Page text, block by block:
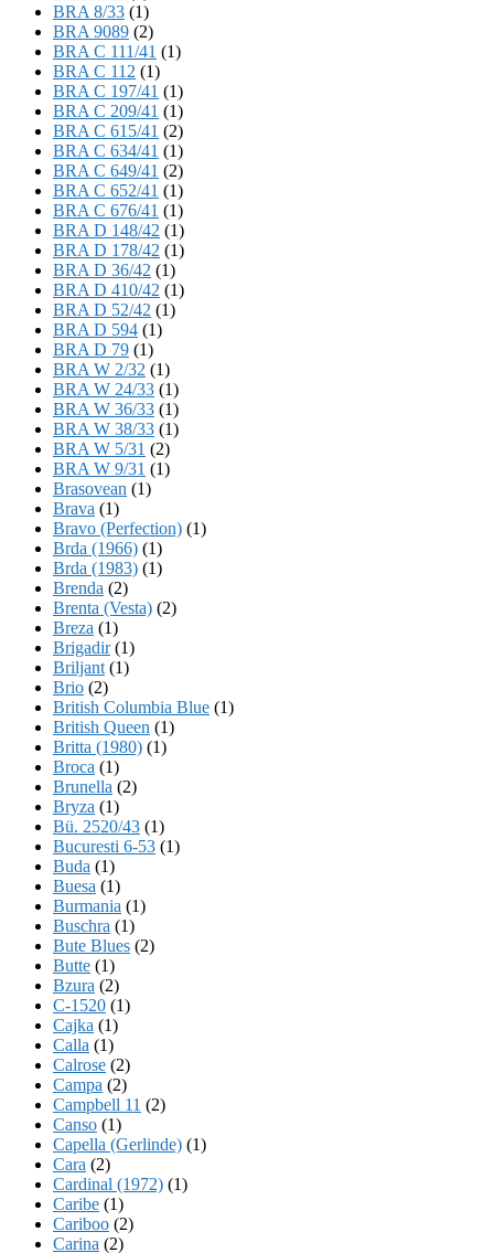
BRA 8/33 (1)
BRA 9089 (2)
BRA C 111/41 (1)
BRA C 112 (1)
BRA C 197/41 (1)
BRA C 209/41 (1)
BRA C 615/41 (2)
BRA C 634/41 (1)
BRA C 649/41 (2)
BRA C 652/41 (1)
BRA C 676/41 (1)
BRA D 148/42 (1)
BRA D 178/42 (1)
BRA D 36/42 (1)
BRA D 410/42 (1)
BRA D 52/42 (1)
BRA D 594 (1)
BRA D 79 (1)
BRA W 2/32 (1)
BRA W 24/33 (1)
BRA W 36/33 (1)
BRA W 38/33 (1)
BRA W 5/31 (2)
BRA W 9/31 (1)
Brasovean (1)
Brava (1)
Bravo (Perfection) (1)
Brda (1966) (1)
Brda (1983) (1)
Brenda (2)
Brenta (Vesta) (2)
Breza (1)
Brigadir(1)
Briljant (1)
Brio (2)
British Columbia Blue (1)
British Queen (1)
Britta (1980) (1)
Broca (1)
Brunella (2)
Bryza (1)
Bü. 2520/43 (1)
Bucuresti 6-53 (1)
Buda (1)
Buesa (1)
Burmania (1)
Buschra (1)
Bute Blues (2)
Butte (1)
Bzura (2)
C-1520 (1)
Cajka (1)
Calla (1)
Calrose (2)
Campa (2)
Campbell 11 (2)
Canso (1)
Capella (Gerlinde) (1)
Cara (2)
Cardinal (1972) (1)
Caribe (1)
Cariboo (2)
Carina (2)